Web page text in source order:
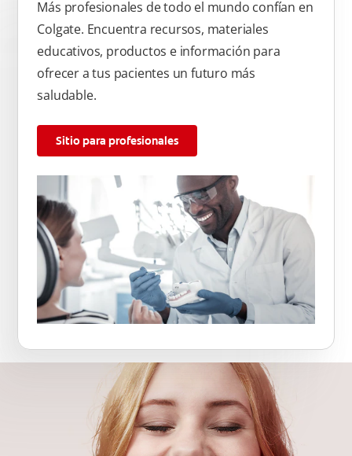
Más profesionales de todo el mundo confían en
Colgate. Encuentra recursos, materiales
educativos, productos e información para
ofrecer a tus pacientes un futuro más
saludable.
Sitio para profesionales